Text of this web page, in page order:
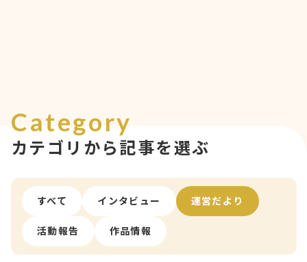
Category
カテゴリから記事を選ぶ
すべて インタビュー 運営だより
活動報告 作品情報